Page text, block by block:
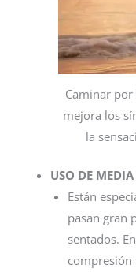
Caminar
mejora los
la
USO DE
Están
pasan gran
sentados.
compresión